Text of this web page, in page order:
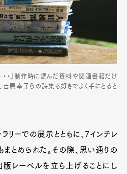
・』制作時に読んだ資料や関連書籍だけ
吉原幸子らの詩集も好きでよく手にとると
ラリーでの展示とともに、7インチレ
とめられた。その際、思い通りの
版レーベルを立ち上げることにし